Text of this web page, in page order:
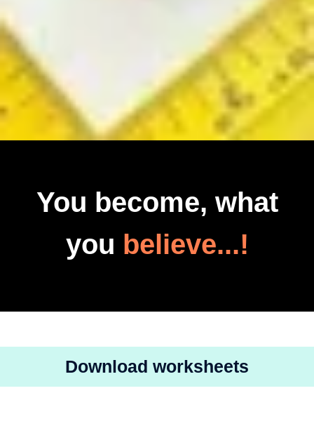
You become, what
you believe...!
Download worksheets